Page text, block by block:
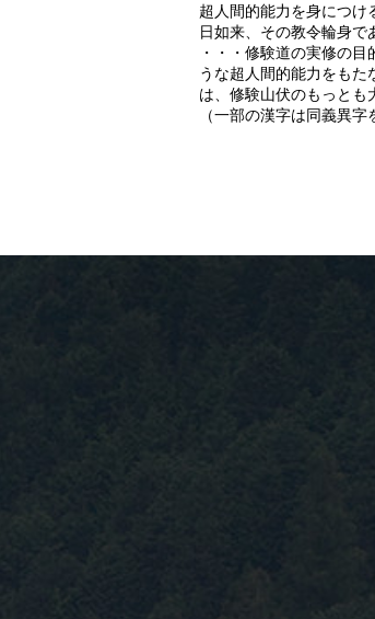
超人間的能力を身につけ
日如来、その教令輪身で
・・・修験道の実修の
うな超人間的能力をもた
は、修験山伏のもっとも
（一部の漢字は同義異